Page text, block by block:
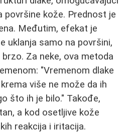
površine kože. Prednost je
Međutim, efekat je
uklanja samo na površini,
Za neke, ova metoda
"Vremenom dlake
više ne može da ih
što ih je bilo." Takođe,
a kod osetljive kože
reakcija i iritacija.